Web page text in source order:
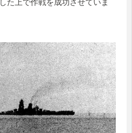
た上で作戦を成功させていま